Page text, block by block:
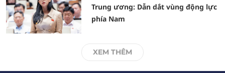
Trung ương: Dẫn dắt vùng động lực
phía Nam
XEM THÊM